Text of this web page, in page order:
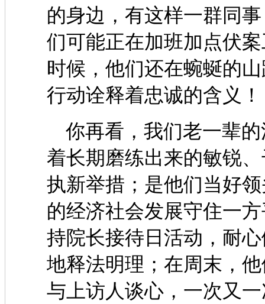
的身边，有这样一群同
们可能正在加班加点伏
时候，他们还在蜿蜒的
行动诠释着忠诚的含义！
你再看，我们老一辈的
着长期磨练出来的敏锐
执新举措；是他们当好
的经济社会发展守住一
持院长接待日活动，耐
地释法明理；在周末，
与上访人谈心，一次又